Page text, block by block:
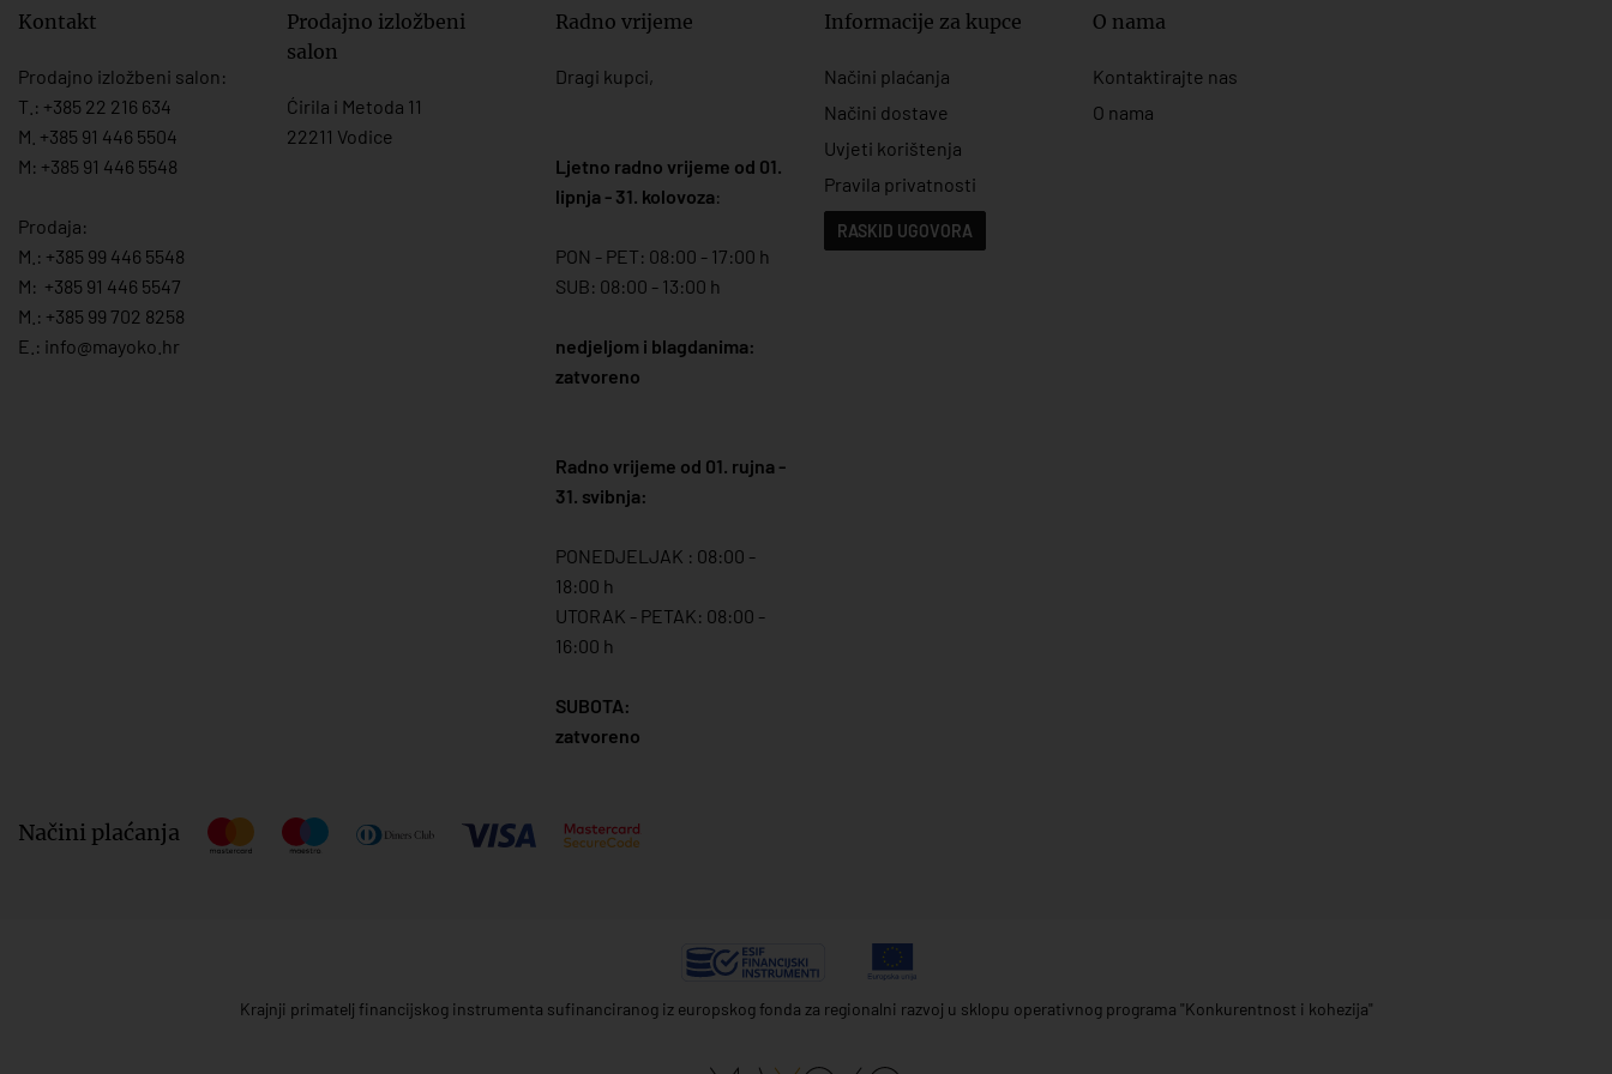
Kontakt
Prodajno izložbeni salon:
T.: +385 22 216 634
M. +385 91 446 5504
M: +385 91 446 5548
Prodaja:
M.: +385 99 446 5548
M: +385 91 446 5547
M.: +385 99 702 8258
E.: info@mayoko. hr
Prodajno izložbeni
salon
Ćirila i Metoda 11
22211 Vodice
Radno vrijeme
Dragi kupci,
Ljetno radno vrijeme od 01.
lipnja - 31. kolovoza:
PON - PET: 08:00 - 17:00 h
SUB: 08:00 - 13:00 h
nedjeljom i blagdanima:
zatvoreno
Radno vrijeme od 01. rujna -
31. svibnja:
PONEDJELJAK : 08:00 -
18:00 h
UTORAK - PETAK: 08:00 -
16:00 h
SUBOTA:
zatvoreno
Informacije za kupce
Načini plaćanja
Načini dostave
Uvjeti korištenja
Pravila privatnosti
RASKID UGOVORA
O nama
Kontaktirajte nas
O nama
Načini plaćanja
Krajnji primatelj financijskog instrumenta sufinanciranog iz europskog fonda za regionalni razvoj u sklopu operativnog programa "Konkurentnost i kohezija"